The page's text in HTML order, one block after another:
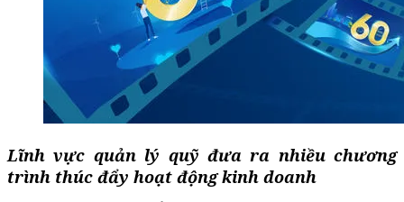
Lĩnh vực quản lý quỹ đưa ra nhiều chương
trình thúc đẩy hoạt động kinh doanh